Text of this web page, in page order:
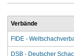
Verbände
FIDE -
DSB - Deutscher